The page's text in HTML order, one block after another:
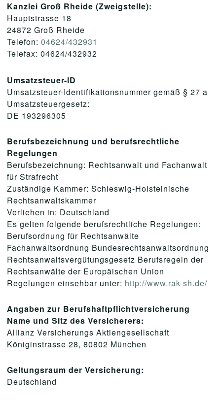
Kanzlei Groß Rheide (Zweigstelle):
Hauptstrasse 18
24872 Groß Rheide
Telefon: 04624/432931
Telefax: 04624/432932
Umsatzsteuer-ID
Umsatzsteuer-Identifikationsnummer gemäß § 27 a
Umsatzsteuergesetz:
DE 193296305
Berufsbezeichnung und berufsrechtliche
Regelungen
Berufsbezeichnung: Rechtsanwalt und Fachanwalt
für Strafrecht
Zuständige Kammer: Schleswig-Holsteinische
Rechtsanwaltskammer
Verliehen in: Deutschland
Es gelten folgende berufsrechtliche Regelungen:
Berufsordnung für Rechtsanwälte
Fachanwaltsordnung Bundesrechtsanwaltsordnung
Rechtsanwaltsvergütungsgesetz Berufsregeln der
Rechtsanwälte der Europäischen Union
Regelungen einsehbar unter: http://www.rak-sh.de/
Angaben zur Berufshaftpflichtversicherung
Name und Sitz des Versicherers:
Allianz Versicherungs Aktiengesellschaft
Königinstrasse 28, 80802 München
Geltungsraum der Versicherung:
Deutschland